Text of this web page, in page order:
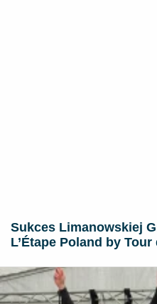
Sukces Limanowskiej
L’Étape Poland by